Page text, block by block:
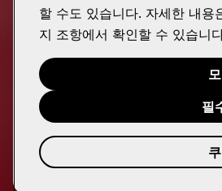
할 수도 있습니다. 자세한 내용
지 조항에서 확인할 수 있습니
필